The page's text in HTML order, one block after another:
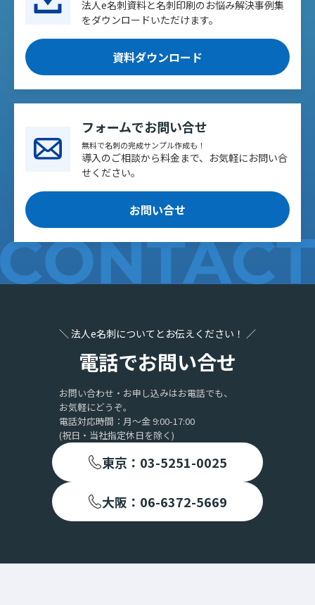
法人e名刺資料と名刺印刷のお悩み解決事例集
をダウンロードいただけます。
資料ダウンロード
フォームでお問い合せ
無料で名刺の完成サンプル作成も！
導入のご相談から料金まで、お気軽にお問い合
せください。
お問い合せ
＼ 法人e名刺についてとお伝えください！ ／
電話でお問い合せ
お問い合わせ・お申し込みはお電話でも、
お気軽にどうぞ。
電話対応時間：月〜金 9:00-17:00
(祝日・当社指定休日を除く)
東京：03-5251-0025
大阪：06-6372-5669